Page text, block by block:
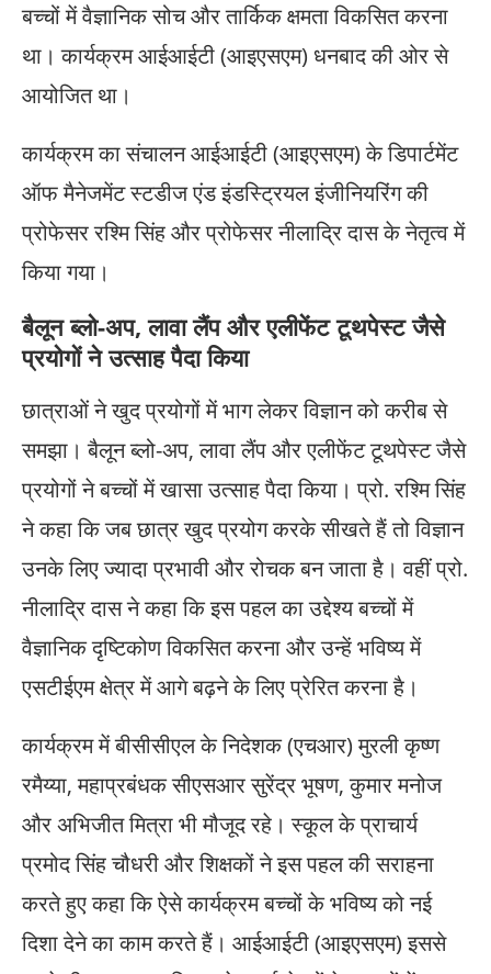
बच्चों में वैज्ञानिक सोच और तार्किक क्षमता विकसित करना
था। कार्यक्रम आईआईटी (आइएसएम) धनबाद की ओर से
आयोजित था।
कार्यक्रम का संचालन आईआईटी (आइएसएम) के डिपार्टमेंट
ऑफ मैनेजमेंट स्टडीज एंड इंडस्ट्रियल इंजीनियरिंग की
प्रोफेसर रश्मि सिंह और प्रोफेसर नीलाद्रि दास के नेतृत्व में
किया गया।
बैलून ब्लो-अप, लावा लैंप और एलीफेंट टूथपेस्ट जैसे
प्रयोगों ने उत्साह पैदा किया
छात्राओं ने खुद प्रयोगों में भाग लेकर विज्ञान को करीब से
समझा। बैलून ब्लो-अप, लावा लैंप और एलीफेंट टूथपेस्ट जैसे
प्रयोगों ने बच्चों में खासा उत्साह पैदा किया। प्रो. रश्मि सिंह
ने कहा कि जब छात्र खुद प्रयोग करके सीखते हैं तो विज्ञान
उनके लिए ज्यादा प्रभावी और रोचक बन जाता है। वहीं प्रो.
नीलाद्रि दास ने कहा कि इस पहल का उद्देश्य बच्चों में
वैज्ञानिक दृष्टिकोण विकसित करना और उन्हें भविष्य में
एसटीईएम क्षेत्र में आगे बढ़ने के लिए प्रेरित करना है।
कार्यक्रम में बीसीसीएल के निदेशक (एचआर) मुरली कृष्ण
रमैय्या, महाप्रबंधक सीएसआर सुरेंद्र भूषण, कुमार मनोज
और अभिजीत मित्रा भी मौजूद रहे। स्कूल के प्राचार्य
प्रमोद सिंह चौधरी और शिक्षकों ने इस पहल की सराहना
करते हुए कहा कि ऐसे कार्यक्रम बच्चों के भविष्य को नई
दिशा देने का काम करते हैं। आईआईटी (आइएसएम) इससे